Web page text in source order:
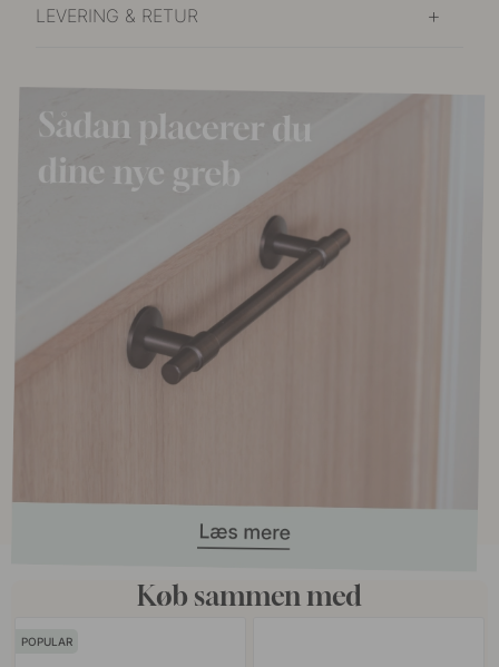
LEVERING & RETUR
Køb sammen med
POPULAR